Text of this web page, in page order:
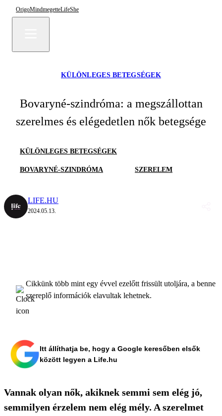
OrigoMindmegetteLifeShe
KÜLÖNLEGES BETEGSÉGEK
Bovaryné-szindróma: a megszállottan
szerelmes és elégedetlen nők betegsége
KÜLÖNLEGES BETEGSÉGEK
BOVARYNÉ-SZINDRÓMA SZERELEM
LIFE.HU
2024.05.13.
Cikkünk több mint egy évvel ezelőtt frissült utoljára, a benne
szereplő információk elavultak lehetnek.
Itt állíthatja be, hogy a Google keresőben elsők
között legyen a Life.hu
Vannak olyan nők, akiknek semmi sem elég jó,
semmilyen érzelem nem elég mély. A szerelmet